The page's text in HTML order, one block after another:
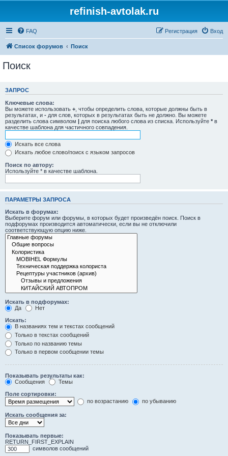
refinish-avtolak.ru
FAQ Вход
Регистрация
Список форумов Поиск
Поиск
ЗАПРОС
Ключевые слова:
Вы можете использовать + , чтобы определить слова, которые должны быть в
результатах, и - для слов, которых в результатах быть не должно. Вы можете
разделить слова символом | для поиска любого слова из списка. Используйте * в
качестве шаблона для частичного совпадения.
Искать все слова
Искать любое слово/поиск с языком запросов
Поиск по автору:
Используйте * в качестве шаблона.
ПАРАМЕТРЫ ЗАПРОСА
Искать в форумах:
Выберите форум или форумы, в которых будет произведён поиск. Поиск в
подфорумах производится автоматически, если вы не отключили
соответствующую опцию ниже.
Искать в подфорумах:
Да
Нет
Искать:
В названиях тем и текстах сообщений
Только в текстах сообщений
Только по названию темы
Только в первом сообщении темы
Показывать результаты как:
Сообщения
Темы
Поле сортировки:
по возрастанию
по убыванию
Искать сообщения за:
Показывать первые:
RETURN_FIRST_EXPLAIN
символов сообщений